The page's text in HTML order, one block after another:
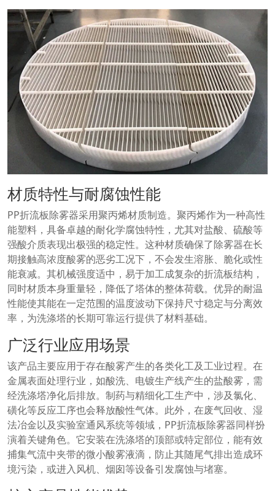
材质特性与耐腐蚀性能
PP折流板除雾器采用聚丙烯材质制造。聚丙烯作为一种高性
能塑料，具备卓越的耐化学腐蚀特性，尤其对盐酸、硫酸等
强酸介质表现出极强的稳定性。这种材质确保了除雾器在长
期接触高浓度酸雾的恶劣工况下，不会发生溶胀、脆化或性
能衰减。其机械强度适中，易于加工成复杂的折流板结构，
同时材质本身重量轻，降低了塔体的整体荷载。优异的耐温
性能使其能在一定范围的温度波动下保持尺寸稳定与分离效
率，为洗涤塔的长期可靠运行提供了材料基础。
广泛行业应用场景
该产品主要应用于存在酸雾产生的各类化工及工业过程。在
金属表面处理行业，如酸洗、电镀生产线产生的盐酸雾，需
经洗涤塔净化后排放。制药与精细化工生产中，涉及氯化、
磺化等反应工序也会释放酸性气体。此外，在废气回收、湿
法冶金以及实验室通风系统等领域，PP折流板除雾器同样扮
演着关键角色。它安装在洗涤塔的顶部或特定部位，能有效
捕集气流中夹带的微小酸雾液滴，防止其随尾气排出造成环
境污染，或进入风机、烟囱等设备引发腐蚀与堵塞。